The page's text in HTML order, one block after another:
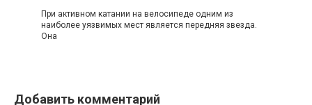
При активном катании на велосипеде одним из
наиболее уязвимых мест является передняя звезда.
Она
Добавить комментарий